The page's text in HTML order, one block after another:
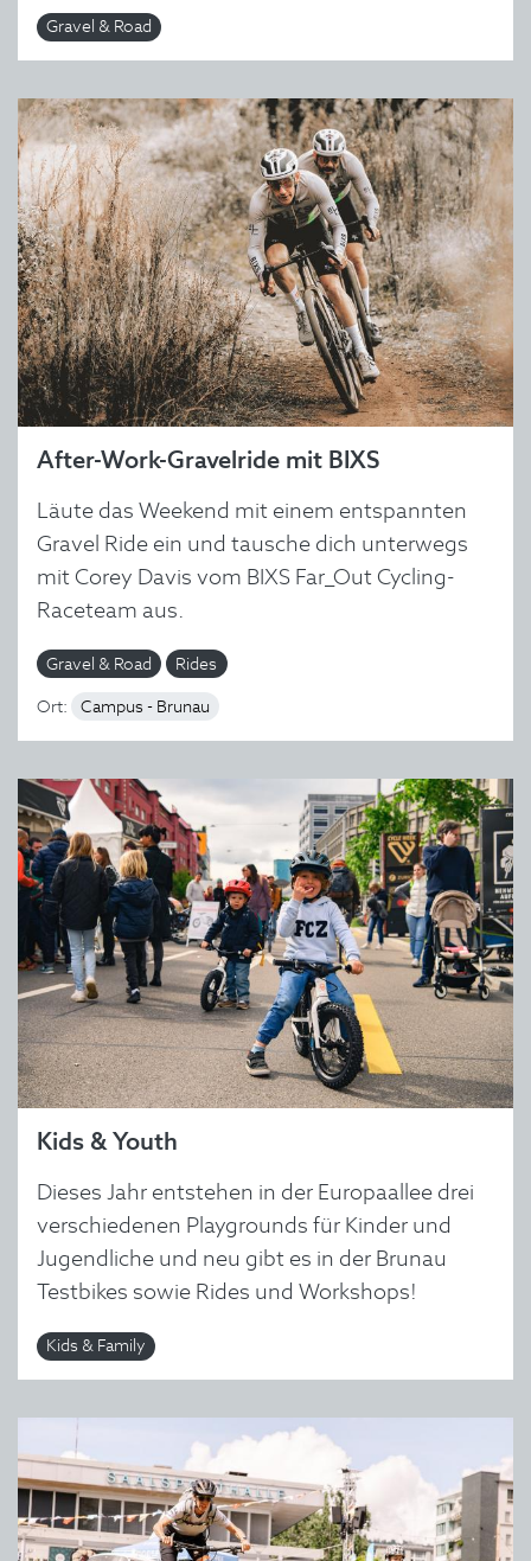
Gravel & Road
After-Work-Gravelride mit BIXS
Läute das Weekend mit einem entspannten
Gravel Ride ein und tausche dich unterwegs
mit Corey Davis vom BIXS Far_Out Cycling-
Raceteam aus.
Gravel & Road Rides
Ort: Campus - Brunau
Kids & Youth
Dieses Jahr entstehen in der Europaallee drei
verschiedenen Playgrounds für Kinder und
Jugendliche und neu gibt es in der Brunau
Testbikes sowie Rides und Workshops!
Kids & Family